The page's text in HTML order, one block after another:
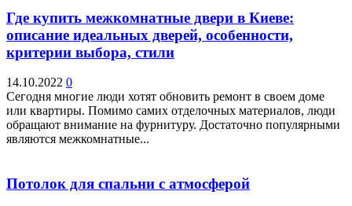
Где купить межкомнатные двери в Киеве:
описание идеальных дверей, особенности,
критерии выбора, стили
14.10.2022 0
Сегодня многие люди хотят обновить ремонт в своем доме
или квартиры. Помимо самих отделочных материалов, люди
обращают внимание на фурнитуру. Достаточно популярными
являются межкомнатные...
Потолок для спальни с атмосферой